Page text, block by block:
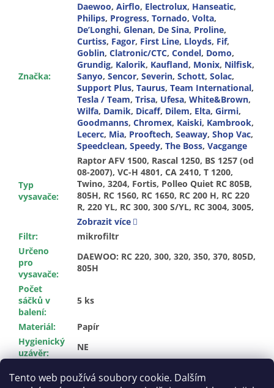
Tento web používá soubory cookie. Dalším
Značka:
Daewoo, Airflo, Electrolux, Hanseatic,
Philips, Progress, Tornado, Volta,
De’Longhi, Glenan, De Sina, Proline,
Curtiss, Fagor, First Line, Lloyds, Fif,
Goblin, Clatronic/CTC, Condel, Domo,
Grundig, Kalorik, Kaufland, Monix, Nilfisk,
Sanyo, Sencor, Severin, Schott, Solac,
Support Plus, Taurus, Team International,
Tesla / Team, Trisa, Ufesa, White&Brown,
Wilfa, Damik, Dicaff, Dilem, Elta, Girmi,
Goodmanns, Chromex, Kaiski, Kambrook,
Lecerc, Mia, Prooftech, Seaway, Shop Vac,
Speedclean, Speedy, The Boss, Vacgange
Typ
vysavače:
Raptor AFV 1500, Rascal 1250, BS 1257 (od 08-2007), VC-H 4801, CA 2410, T 1200, Twino, 3204, Fortis, Polleo Quiet RC 805B, 805H, RC 1560, RC 1650, RC 200 H, RC 220 R, 220 YL, RC 300, 300 S/YL, RC 3004, 3005, 3006 B,S, RC 3011, 3500, RC 305, 320, 330, 350, 360, 370, 371, RC 3203, 3204, 3205, 3306, RC 3704, 3705, RC 3714, RC 400, RC 4005, 4006, 4008, RC 410, RC 470, 480, RC 500, RC 6005, RC 700, RC 7003, 7004 B, 7005 S, 7006 B, RC 800, RC 8002, RC 805 H, RC 850, RC 909.S, RCG 100C, 110R, RCL 381 LD, RCL 381 M, RCL 3816, RCN 350, RCN 400, RCN 500, SB 200, SB 70, 80, Org. Gr. SB 70, 80, 200, 1300, 150, BSS Max Mobil 1600 Duo, XTD 3070E, 3071E, XTD 3080E/ET, 3081E, XTD 3095E, 3096E, AD 1200 E, E 1200, DT 1200, DO 7257, SL 204, Dolphin Plus Serie, Dolphin Plus U 5002, Dolphin Plus U 5003, The Boss Z-4105, Z-4110, The Boss Z-4115, VC 400, VCE 2005 Eolia, VCE 371, 380, 390, DIV 102, EVC 450, 459, FA 5501, AP 25, AP 26, CH 105E, 1400 EM, 4701, 4702, Aspen, FAM 403, 405, 410, 415, FAM 470, 479, 489, Advantage, Typ E - Hygiene Bag, Typ F - Hygiene Bag, VCC 3650 Bodyguard, VCC 5650 Bodyguard, 296 009, 343 478, 387 294, 474 477, 537 607, Dust Master 2000, VC-H 5001E, VC-H 5003E, Compact 1200, Compactronic 288, 291, 294, Compactronic 295, 296, CH 255, CH 264, CH 287, 288, 291, 294, 295, 296, KE 773, 774, 776, 777, VC 9, KVC 1200, 1300, 1500, CJ 032, JLP 1000 W, PT 868, 409/502, 409/623, BS 5612 Clean Master, New Olimic, GM 60, FC 8348, 1600, CT 218, PC 3801, 3802,
Zobrazit více
Filtr:
mikrofiltr
Určeno
pro
vysavače:
DAEWOO: RC 220, 300, 320, 350, 370, 805D,
805H
Počet
sáčků v
balení:
5 ks
Materiál:
Papír
Hygienický
uzávěr:
NE